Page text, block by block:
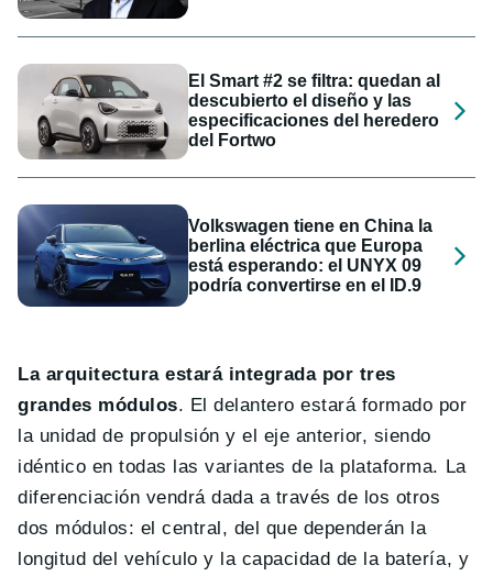
El Smart #2 se filtra: quedan al
descubierto el diseño y las
especificaciones del heredero
del Fortwo
Volkswagen tiene en China la
berlina eléctrica que Europa
está esperando: el UNYX 09
podría convertirse en el ID.9
La arquitectura estará integrada por tres
grandes módulos. El delantero estará formado por
la unidad de propulsión y el eje anterior, siendo
idéntico en todas las variantes de la plataforma. La
diferenciación vendrá dada a través de los otros
dos módulos: el central, del que dependerán la
longitud del vehículo y la capacidad de la batería, y